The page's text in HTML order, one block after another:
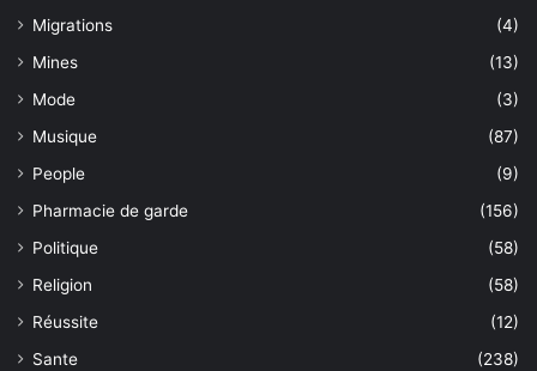
Migrations
(4)
Mines
(13)
Mode
(3)
Musique
(87)
People
(9)
Pharmacie de garde
(156)
Politique
(58)
Religion
(58)
Réussite
(12)
Sante
(238)